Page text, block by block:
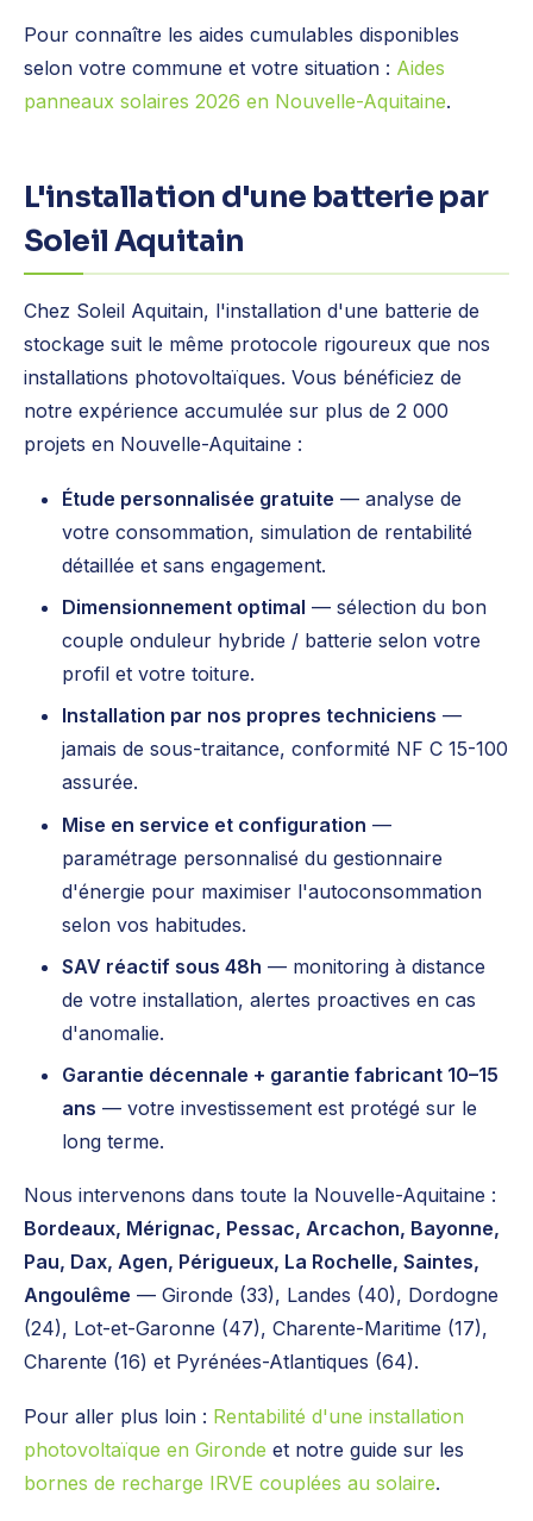
Pour connaître les aides cumulables disponibles
selon votre commune et votre situation : Aides
panneaux solaires 2026 en Nouvelle-Aquitaine.
L'installation d'une batterie par
Soleil Aquitain
Chez Soleil Aquitain, l'installation d'une batterie de
stockage suit le même protocole rigoureux que nos
installations photovoltaïques. Vous bénéficiez de
notre expérience accumulée sur plus de 2 000
projets en Nouvelle-Aquitaine :
Étude personnalisée gratuite — analyse de
votre consommation, simulation de rentabilité
détaillée et sans engagement.
Dimensionnement optimal — sélection du bon
couple onduleur hybride / batterie selon votre
profil et votre toiture.
Installation par nos propres techniciens —
jamais de sous-traitance, conformité NF C 15-100
assurée.
Mise en service et configuration —
paramétrage personnalisé du gestionnaire
d'énergie pour maximiser l'autoconsommation
selon vos habitudes.
SAV réactif sous 48h — monitoring à distance
de votre installation, alertes proactives en cas
d'anomalie.
Garantie décennale + garantie fabricant 10–15
ans — votre investissement est protégé sur le
long terme.
Nous intervenons dans toute la Nouvelle-Aquitaine :
Bordeaux, Mérignac, Pessac, Arcachon, Bayonne,
Pau, Dax, Agen, Périgueux, La Rochelle, Saintes,
Angoulême — Gironde (33), Landes (40), Dordogne
(24), Lot-et-Garonne (47), Charente-Maritime (17),
Charente (16) et Pyrénées-Atlantiques (64).
Pour aller plus loin : Rentabilité d'une installation
photovoltaïque en Gironde et notre guide sur les
bornes de recharge IRVE couplées au solaire.